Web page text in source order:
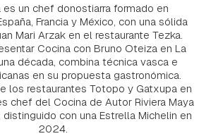
es un chef donostiarra formado en
Francia y México, con una sólida
Mari Arzak en el restaurante Tezka.
Cocina con Bruno Oteiza en La
década, combina técnica vasca e
en su propuesta gastronómica.
los restaurantes Totopo y Gatxupa en
chef del Cocina de Autor Riviera Maya
distinguido con una Estrella Michelin en
2024.